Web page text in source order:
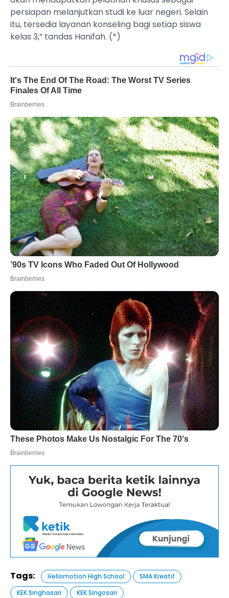
persiapan melanjutkan studi ke luar negeri. Selain
itu, tersedia layanan konseling bagi setiap siswa
kelas 3,” tandas Hanifah. (*)
Tags: Hellomotion High School
SMA Kreatif
KEK Singhasari
KEK Singosari